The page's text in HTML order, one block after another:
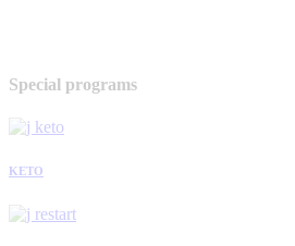
Special programs
KETO